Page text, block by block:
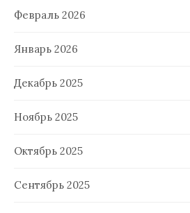
Февраль 2026
Январь 2026
Декабрь 2025
Ноябрь 2025
Октябрь 2025
Сентябрь 2025